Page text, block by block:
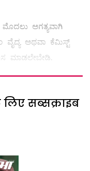
ಅಗತ್ಯವಾಗಿ
ಅಥವಾ ಕೆಮಿಸ್ಟ್
ಮಾಡಲೇಬೇಡಿ.
सब्सक्राइब